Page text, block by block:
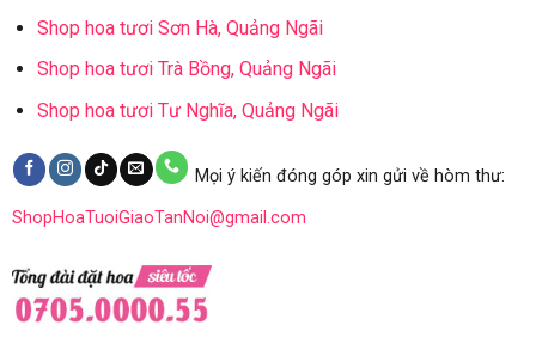
Shop hoa tươi Sơn Hà, Quảng Ngãi
Shop hoa tươi Trà Bồng, Quảng Ngãi
Shop hoa tươi Tư Nghĩa, Quảng Ngãi
Mọi ý kiến đóng góp xin gửi về hòm thư:
ShopHoaTuoiGiaoTanNoi@gmail.com